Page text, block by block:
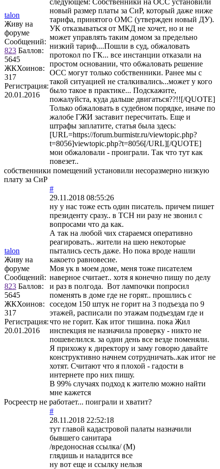
talon
Живу на
форуме
Сообщений:
823 Баллов:
5645
ЖКХоинов:
317
Регистрация:
20.01.2016
новый размер платы за СиР, который даже ниже
тарифа, принятого ОМС (утвержден новый ДУ).
УК отказываться от МКД не хочет, но и не
может управлять таким домом за предельно
низкий тариф....Пошли в суд, обжаловать
протокол по ГК... все инстанции отказали на
простом основании, что обжаловать решение
ОСС могут только собственники. Ранее мы с
такой ситуацией не сталкивались...может у кого
было такое в практике... Подскажите,
пожалуйста, куда дальше двигаться??!![/QUOTE]
Только обжаловать в судебном порядке, иначе по
жалобе ГЖИ заставит пересчитать. Еще и
штрафы заплатите, статья была здесь:
[URL=https://forum.burmistr.ru/viewtopic.php?
t=8056]viewtopic.php?t=8056[/URL][/QUOTE]
мои обжаловали - проиграли. Так что тут как
повезет..
собственники помещений установили несоразмерно низкую
плату за СиР
talon
Живу на
форуме
Сообщений:
823 Баллов:
5645
ЖКХоинов:
317
Регистрация:
20.01.2016
#
29.11.2018 08:55:26
ну у нас тоже есть один писатель. причем пишет
президенту сразу.. в ТСН ни разу не звонил с
вопросами что да как.
А так на любой чих стараемся оперативно
реагировать.. жители на шею некоторые
пытались сесть даже. Но пока вроде нашли
какоето равновесие.
Моя ук в моем доме, меня тоже писателем
наверное считает.. хотя я конечно пишу по делу
и раз в полгода. Вот лампочки попросил
поменять в доме где не горят.. прошлись с
соседом 150 штук не горит на 3 подъезда по 9
этажей, расписали по этажам подъездам где и
что не горит. Как итог тишина. пока Жил
инспекция не назначила проверку - никто не
пошевелился. за один день все везде поменяли.
Я прихожу к директору и заму говорю давайте
конструктивно начнем сотрудничать..как итог не
хотят. Считают что я плохой - гадости в
интернете про них пишу.
В 99% случаях подход к жителю можно найти
мне кажется
Росреестр не работает... поиграли и хватит?
#
28.11.2018 22:52:18
тут главой кадастровой палаты назначили
бывшего санитара
/вредоносная ссылка/ (М)
глядишь и наладится все
ну вот еще и ссылку нельзя